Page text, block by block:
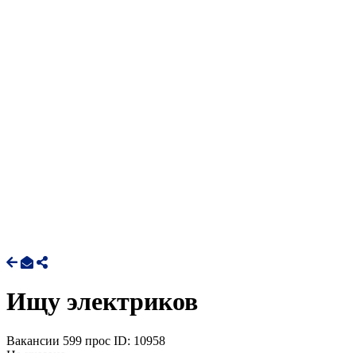
Ищу электриков
Вакансии 599 прос ID: 10958